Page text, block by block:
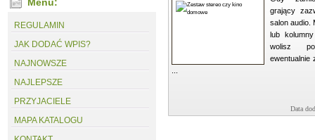
REGULAMIN
JAK DODAĆ WPIS?
NAJNOWSZE
NAJLEPSZE
PRZYJACIELE
MAPA KATALOGU
grający
salon audio.
lub
wolisz
ewentualnie
Data